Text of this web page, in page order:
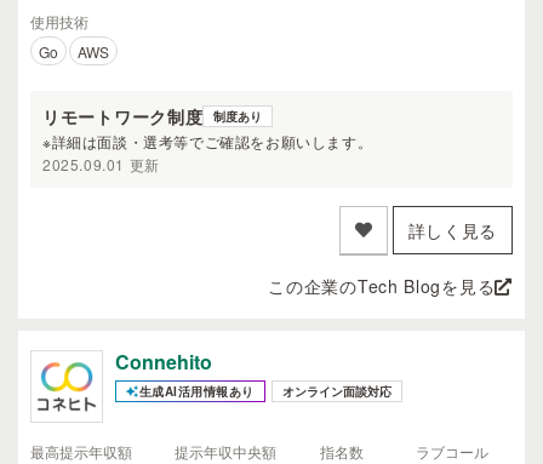
使用技術
Go
AWS
リモートワーク制度 制度あり
※詳細は面談・選考等でご確認をお願いします。
2025.09.01 更新
詳しく見る
この企業のTech Blogを見る
Connehito
生成AI活用情報あり オンライン面談対応
最高提示年収額 提示年収中央額 指名数 ラブコール